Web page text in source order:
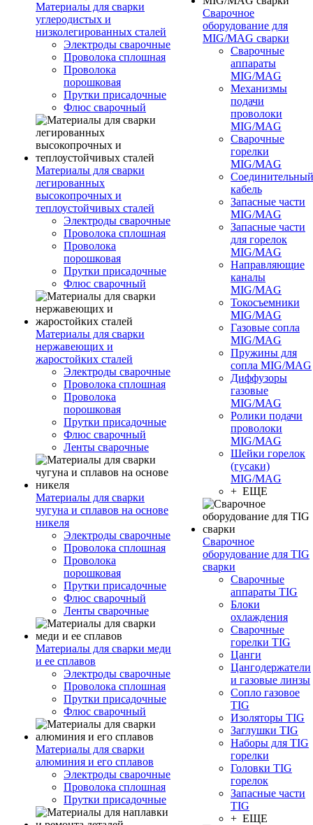
Материалы для сварки
углеродистых и
низколегированных сталей
Электроды сварочные
Проволока сплошная
Проволока
порошковая
Прутки присадочные
Флюс сварочный
Материалы для сварки
легированных
высокопрочных и
теплоустойчивых сталей
Электроды сварочные
Проволока сплошная
Проволока
порошковая
Прутки присадочные
Флюс сварочный
Материалы для сварки
нержавеющих и
жаростойких сталей
Электроды сварочные
Проволока сплошная
Проволока
порошковая
Прутки присадочные
Флюс сварочный
Ленты сварочные
Материалы для сварки
чугуна и сплавов на основе
никеля
Электроды сварочные
Проволока сплошная
Проволока
порошковая
Прутки присадочные
Флюс сварочный
Ленты сварочные
Материалы для сварки меди
и ее сплавов
Электроды сварочные
Проволока сплошная
Прутки присадочные
Флюс сварочный
Материалы для сварки
алюминия и его сплавов
Электроды сварочные
Проволока сплошная
Прутки присадочные
Сварочное
оборудование для
MIG/MAG сварки
Сварочные
аппараты
MIG/MAG
Механизмы
подачи
проволоки
MIG/MAG
Сварочные
горелки
MIG/MAG
Соединительный
кабель
Запасные части
MIG/MAG
Запасные части
для горелок
MIG/MAG
Направляющие
каналы
MIG/MAG
Токосъемники
MIG/MAG
Газовые сопла
MIG/MAG
Пружины для
сопла MIG/MAG
Диффузоры
газовые
MIG/MAG
Ролики подачи
проволоки
MIG/MAG
Шейки горелок
(гусаки)
MIG/MAG
+ ЕЩЕ
Сварочное
оборудование для TIG
сварки
Сварочные
аппараты TIG
Блоки
охлаждения
Сварочные
горелки TIG
Цанги
Цангодержатели
и газовые линзы
Сопло газовое
TIG
Изоляторы TIG
Заглушки TIG
Наборы для TIG
горелки
Головки TIG
горелок
Запасные части
TIG
+ ЕЩЕ